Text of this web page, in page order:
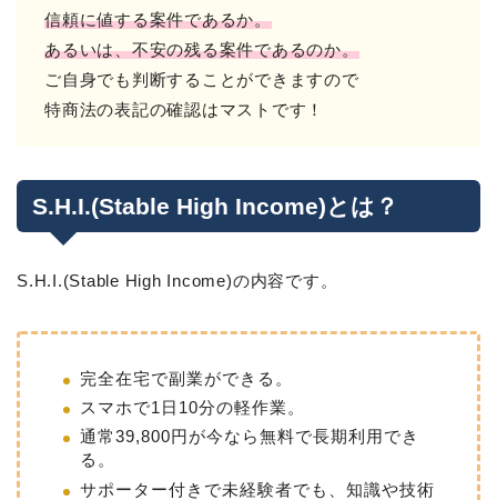
信頼に値する案件であるか。
あるいは、不安の残る案件であるのか。
ご自身でも判断することができますので
特商法の表記の確認はマストです！
S.H.I.(Stable High Income)とは？
S.H.I.(Stable High Income)の内容です。
完全在宅で副業ができる。
スマホで1日10分の軽作業。
通常39,800円が今なら無料で長期利用でき
る。
サポーター付きで未経験者でも、知識や技術